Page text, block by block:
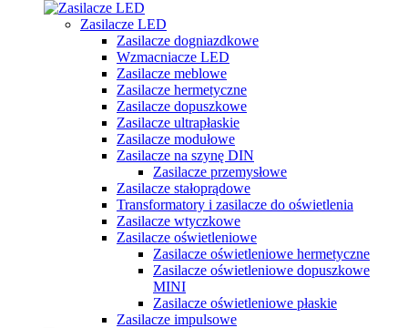
Zasilacze LED
Zasilacze dogniazdkowe
Wzmacniacze LED
Zasilacze meblowe
Zasilacze hermetyczne
Zasilacze dopuszkowe
Zasilacze ultrapłaskie
Zasilacze modułowe
Zasilacze na szynę DIN
Zasilacze przemysłowe
Zasilacze stałoprądowe
Transformatory i zasilacze do oświetlenia
Zasilacze wtyczkowe
Zasilacze oświetleniowe
Zasilacze oświetleniowe hermetyczne
Zasilacze oświetleniowe dopuszkowe
MINI
Zasilacze oświetleniowe płaskie
Zasilacze impulsowe